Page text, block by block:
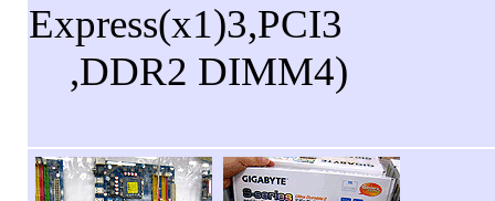
Express(x1)3,PCI3
,DDR2 DIMM4)